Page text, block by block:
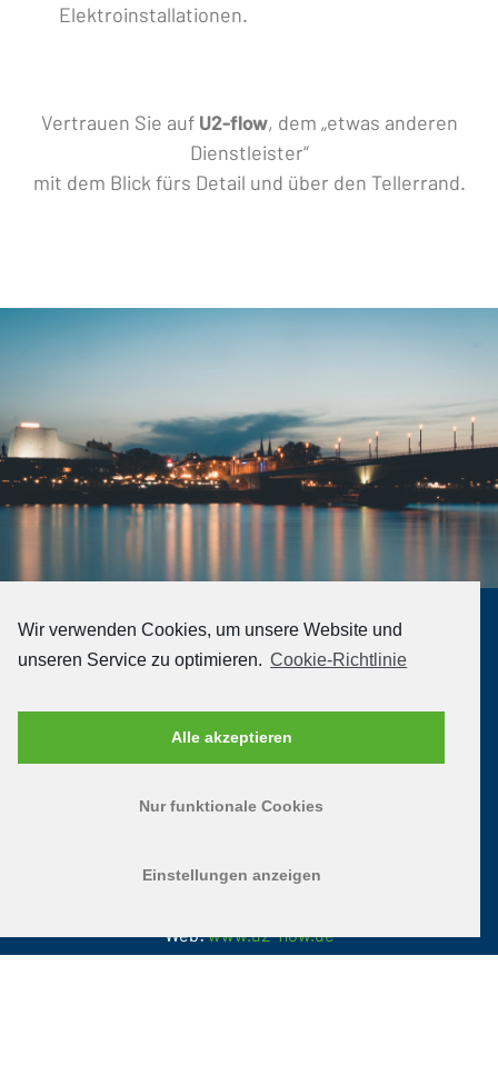
Wir verwenden Cookies, um unsere Website und
unseren Service zu optimieren. Cookie-Richtlinie
Alle akzeptieren
Nur funktionale Cookies
Einstellungen anzeigen
Elektroinstallationen.
Vertrauen Sie auf U2-flow, dem „etwas anderen
Dienstleister“
mit dem Blick fürs Detail und über den Tellerrand.
KONTAKT
U2-FLOW Rheinland GmbH
Birkhofstraße 35
41352 Korschenbroich
Fax: +49725334750
Web:www.u2-flow.de